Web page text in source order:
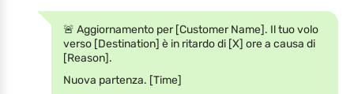
🚨 Aggiornamento per [Customer Name]. Il tuo volo
verso [Destination] è in ritardo di [X] ore a causa di
[Reason].
Nuova partenza. [Time]